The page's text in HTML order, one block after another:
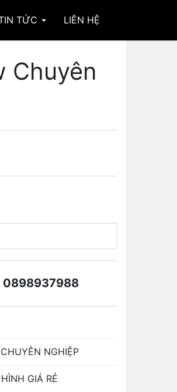
TỨC LIÊN HỆ
Chuyên
0898937988
NGHIỆP
GIÁ RẺ